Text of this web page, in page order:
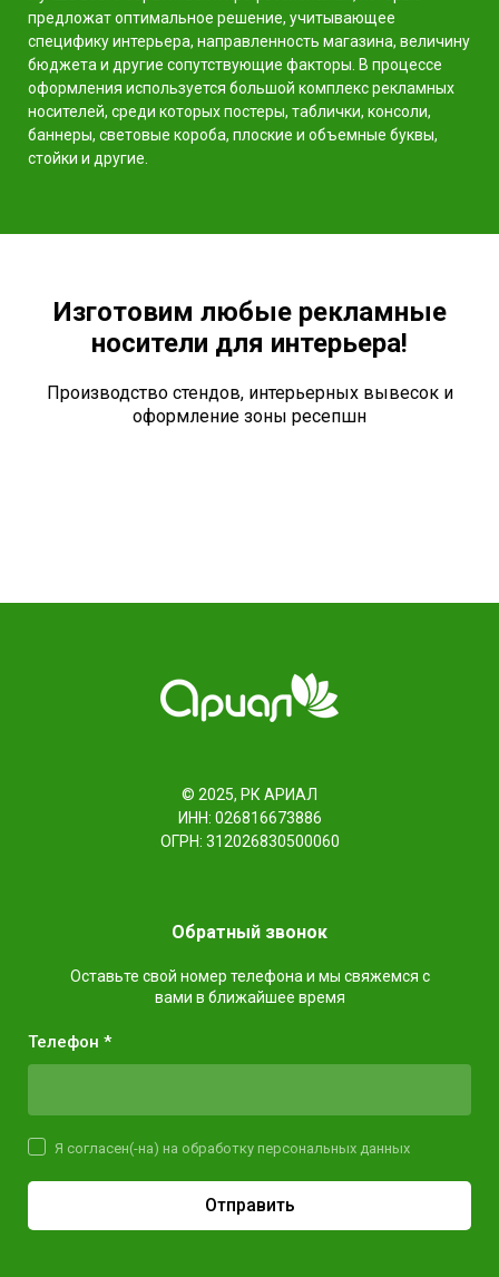
предложат оптимальное решение, учитывающее
специфику интерьера, направленность магазина, величину
бюджета и другие сопутствующие факторы. В процессе
оформления используется большой комплекс рекламных
носителей, среди которых постеры, таблички, консоли,
баннеры, световые короба, плоские и объемные буквы,
стойки и другие.
Изготовим любые рекламные
носители для интерьера!
Производство стендов, интерьерных вывесок и
оформление зоны ресепшн
© 2025, РК АРИАЛ
ИНН: 026816673886
ОГРН: 312026830500060
Обратный звонок
Оставьте свой номер телефона и мы свяжемся с
вами в ближайшее время
Телефон *
Отправить
Я согласен(-на) на обработку персональных данных